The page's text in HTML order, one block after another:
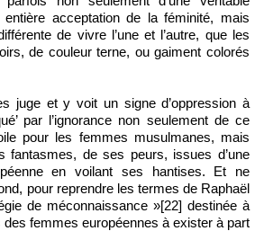
entière acceptation de la féminité, mais
de vivre l’une et l’autre, que les
de couleur terne, ou gaiment colorés
et y voit un signe d’oppression à
par l’ignorance non seulement de ce
pour les femmes musulmanes, mais
fantasmes, de ses peurs, issues d’une
en voilant ses hantises. Et ne
pour reprendre les termes de Raphaël
de méconnaissance »[22] destinée à
femmes européennes à exister à part